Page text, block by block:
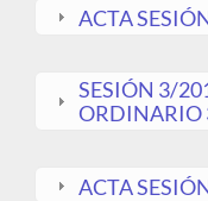
ACTA
SESIÓN 3/
ORDINARIO
ACTA